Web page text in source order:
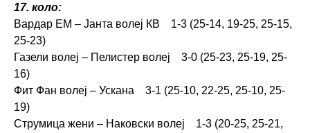
17. коло:
Вардар ЕМ – Јанта волеј КВ 1-3 (25-14, 19-25, 25-15,
25-23)
Газели волеј – Пелистер волеј 3-0 (25-23, 25-19, 25-
16)
Фит Фан волеј – Ускана 3-1 (25-10, 22-25, 25-10, 25-
19)
Струмица жени – Наковски волеј 1-3 (20-25, 25-21,